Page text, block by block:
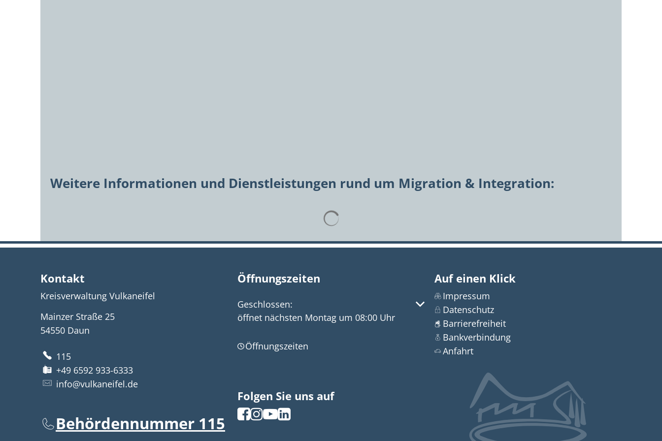
Weitere Informationen und Dienstleistungen rund um Migration & Integration:
Kontakt
Kreisverwaltung Vulkaneifel
Mainzer Straße 25
54550 Daun
115
+49 6592 933-6333
info@vulkaneifel.de
Behördennummer 115
Öffnungszeiten
Klicken, um weitere Öffnungs- oder Schließzeiten auszublenden
Geschlossen:
öffnet nächsten Montag um 08:00 Uhr
Öffnungszeiten
Folgen Sie uns auf
Auf einen Klick
Impressum
Datenschutz
Barrierefreiheit
Bankverbindung
Anfahrt